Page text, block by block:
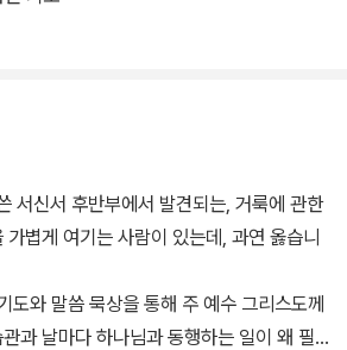
는 이 책을 통해 구별된 삶을 살기 소망하
서신서 후반부에서 발견되는, 거룩에 관한
가볍게 여기는 사람이 있는데, 과연 옳습니
도와 말씀 묵상을 통해 주 예수 그리스도께
과 날마다 하나님과 동행하는 일이 왜 필요